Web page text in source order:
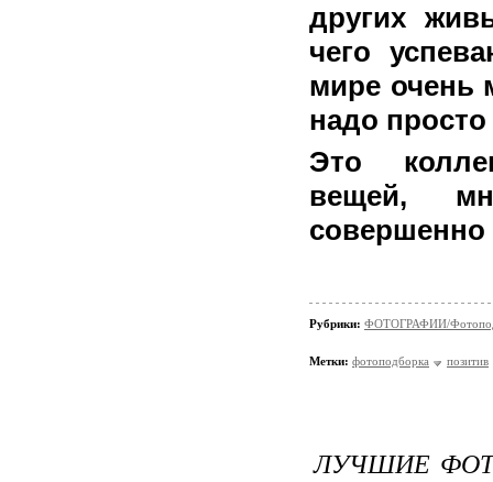
других
чего
мире очень
надо
Это
вещей,
совершенно
Рубрики: ФОТОГРАФИИ/
Метки: фотоподборка позитив
ЛУЧШИЕ